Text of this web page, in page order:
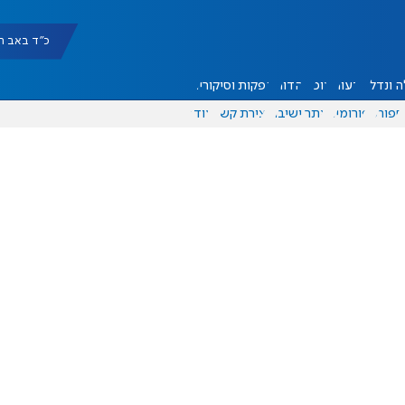
כ"ד באב תשפ"ו
ונדל"ן דעות אוכל יהדות הפקות וסיקורים
ספורט פורומים אתר ישיבה יצירת קשר עוד